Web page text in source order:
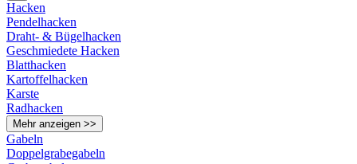
Hacken
Pendelhacken
Draht- & Bügelhacken
Geschmiedete Hacken
Blatthacken
Kartoffelhacken
Karste
Radhacken
Mehr anzeigen >>
Gabeln
Doppelgrabegabeln